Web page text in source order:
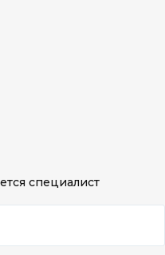
специалист